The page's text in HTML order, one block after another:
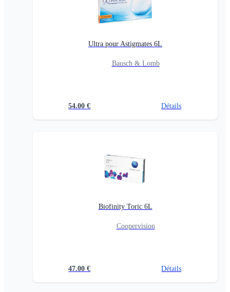
Ultra pour Astigmates 6L
Bausch & Lomb
54.00 € Détails
Biofinity Toric 6L
Coopervision
47.00 € Détails